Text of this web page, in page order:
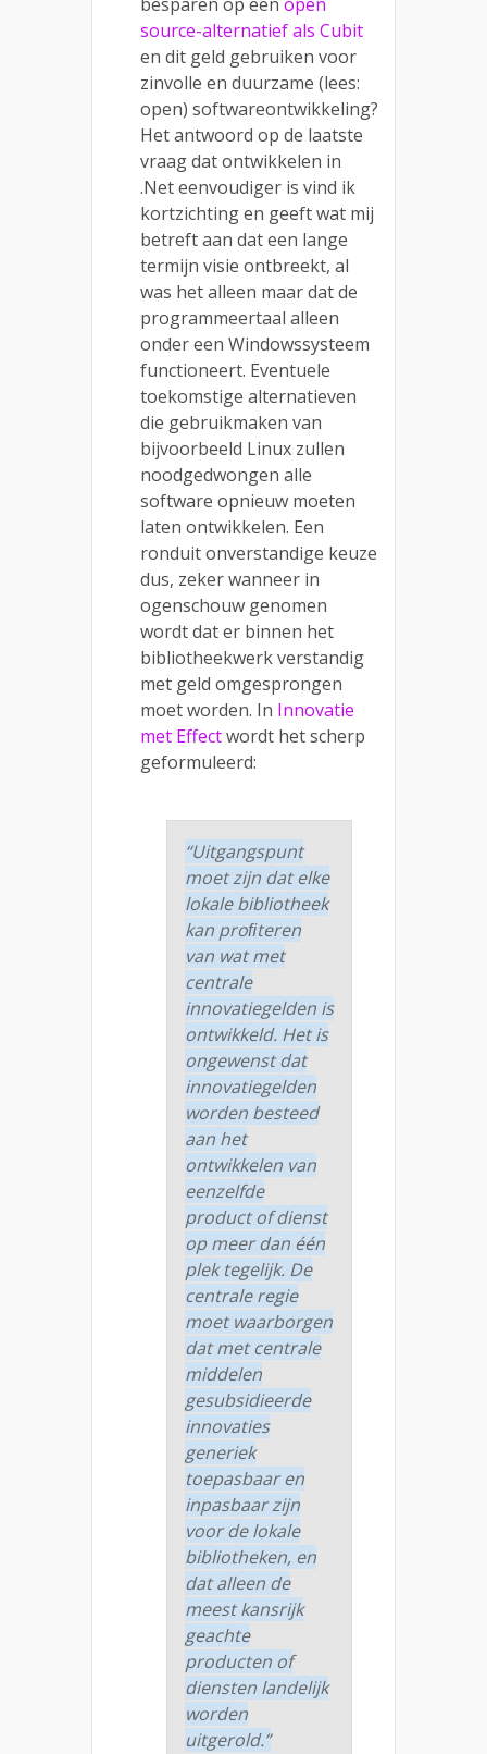
source-alternatief als Cubit
en dit geld gebruiken voor
zinvolle en duurzame (lees:
open) softwareontwikkeling?
Het antwoord op de laatste
vraag dat ontwikkelen in
.Net eenvoudiger is vind ik
kortzichting en geeft wat mij
betreft aan dat een lange
termijn visie ontbreekt, al
was het alleen maar dat de
programmeertaal alleen
onder een Windowssysteem
functioneert. Eventuele
toekomstige alternatieven
die gebruikmaken van
bijvoorbeeld Linux zullen
noodgedwongen alle
software opnieuw moeten
laten ontwikkelen. Een
ronduit onverstandige keuze
dus, zeker wanneer in
ogenschouw genomen
wordt dat er binnen het
bibliotheekwerk verstandig
met geld omgesprongen
moet worden. In Innovatie
met Effectwordt het scherp
geformuleerd:
“Uitgangspunt
moet zijn dat elke
lokale bibliotheek
kan proﬁteren
van wat met
centrale
innovatiegelden is
ontwikkeld. Het is
ongewenst dat
innovatiegelden
worden besteed
aan het
ontwikkelen van
eenzelfde
product of dienst
op meer dan één
plek tegelijk. De
centrale regie
moet waarborgen
dat met centrale
middelen
gesubsidieerde
innovaties
generiek
toepasbaar en
inpasbaar zijn
voor de lokale
bibliotheken, en
dat alleen de
meest kansrijk
geachte
producten of
diensten landelijk
worden
uitgerold.”